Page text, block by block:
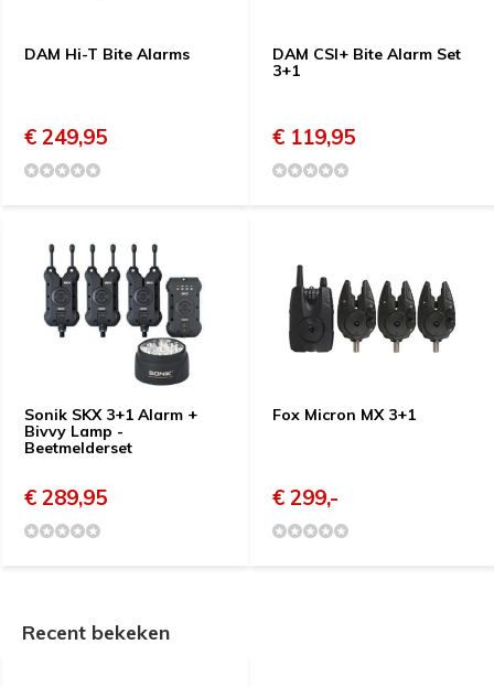
DAM Hi-T Bite Alarms
€ 249,95
DAM CSI+ Bite Alarm Set
3+1
€ 119,95
Sonik SKX 3+1 Alarm +
Bivvy Lamp -
Beetmelderset
€ 289,95
Fox Micron MX 3+1
€ 299,-
Recent bekeken